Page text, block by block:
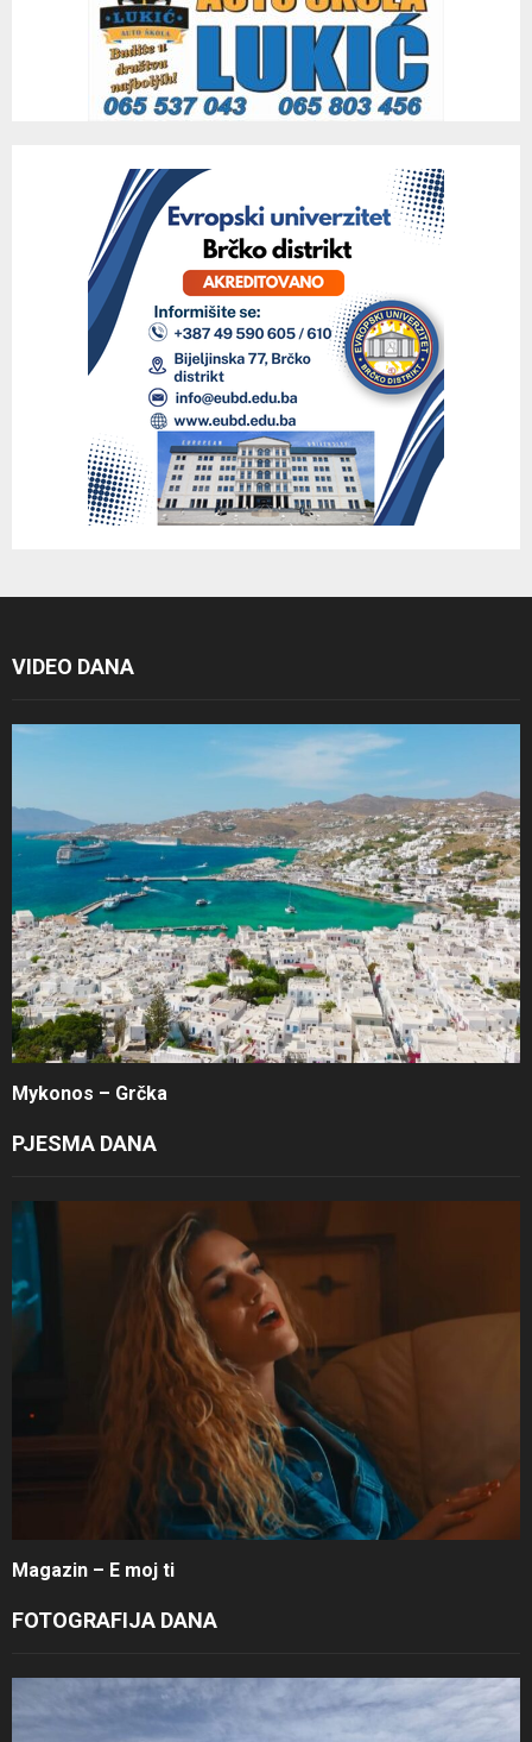
VIDEO DANA
Mykonos – Grčka
PJESMA DANA
Magazin – E moj ti
FOTOGRAFIJA DANA